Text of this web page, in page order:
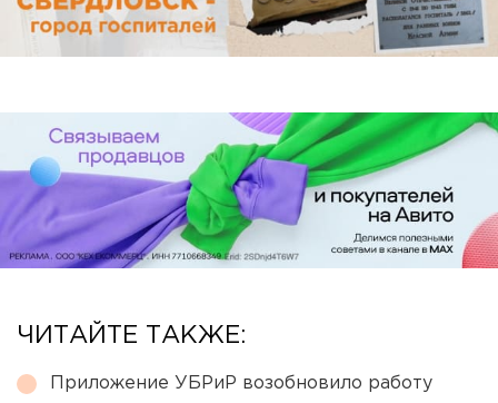
ЧИТАЙТЕ ТАКЖЕ:
Приложение УБРиР возобновило работу